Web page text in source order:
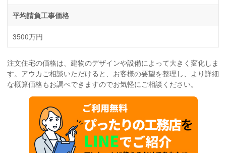
平均請負工事価格
3500万円
注文住宅の価格は、建物のデザインや設備によって大きく変化しま
す。アウカご相談いただけると、お客様の要望を整理し、より詳細
な概算価格もお調べできますのでお気軽にご相談ください。